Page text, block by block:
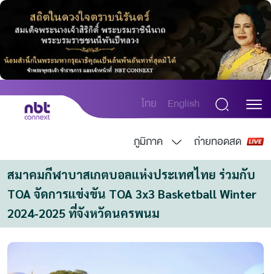
ไทย English
ภูมิภาค ถ่ายทอดสด
สมาคมกีฬาบาสเกตบอลแห่งประเทศไทย ร่วมกับ
TOA จัดการแข่งขัน TOA 3x3 Basketball Winter
2024-2025 ที่จังหวัดนครพนม